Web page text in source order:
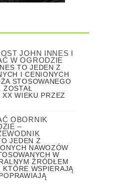
JOHN INNES I
W OGRODZIE
TO JEDEN Z
I CENIONYCH
STOSOWANEGO
ZOSTAŁ
WIEKU PRZEZ
OBORNIK
–
JEDEN Z
NAWOZÓW
W
ŹRÓDŁEM
WSPIERAJĄ